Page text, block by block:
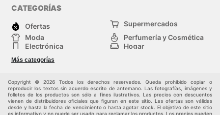
CATEGORÍAS
Ofertas
Supermercados
Moda
Perfumería y Cosmética
Electrónica
Hogar
Deporte
Juguetes y bebés
Más categorías
Copyright © 2026 Todos los derechos reservados. Queda prohibido copiar o
reproducir los textos sin acuerdo escrito de antemano. Las fotografías, imágenes y
folletos de los productos son sólo a fines ilustrativos. Las precios con descuentos
vienen de distribuidores oficiales que figuran en este sitio. Las ofertas son válidas
desde y hasta la fecha de vencimiento o hasta agotar stock. El objetivo de este sitio
es informativo y no puede ser usado para reclamar los productos. Los precios pueden